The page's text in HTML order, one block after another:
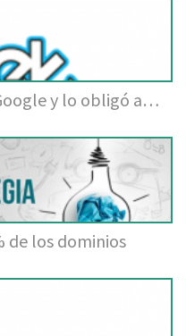
y lo obligó a…
de los dominios